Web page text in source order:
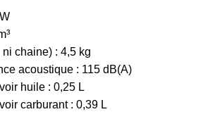
chaine) : 4,5 kg
acoustique : 115 dB(A)
huile : 0,25 L
carburant : 0,39 L